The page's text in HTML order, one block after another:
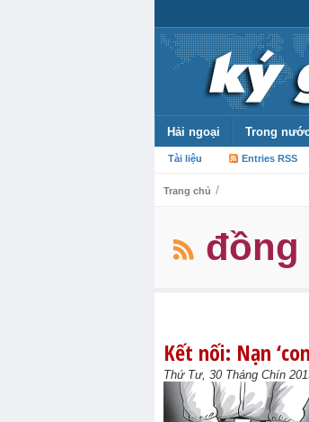
Hải ngoại Trong
Tài liệu Entries RSS
Trang chủ /
đồng
Kết nối: Nạn
Thứ Tư, 30 Tháng Chín